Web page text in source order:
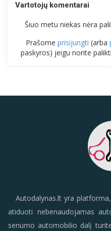
Vartotojų komentarai
Šiuo metu niekas nėra
Prašome prisijungti (arba
paskyros) jeigu norite
Autodalynas.lt yra
atiduoti nebenaudojamas
senumo automobilio dalį